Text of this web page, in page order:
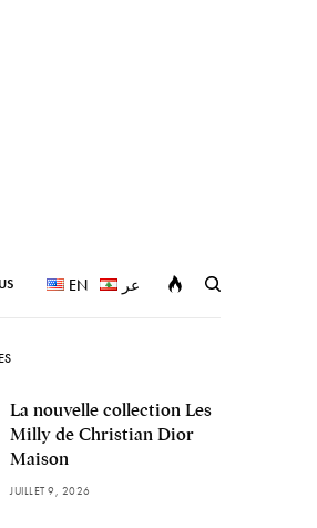
EN عر
La nouvelle collection Les
Milly de Christian Dior
Maison
JUILLET 9, 2026